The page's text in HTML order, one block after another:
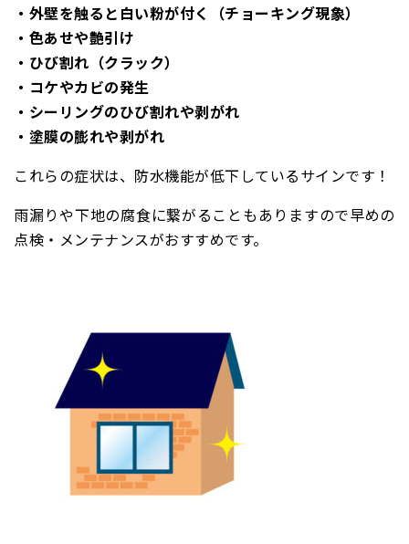
・外壁を触ると白い粉が付く（チョーキング現象）
・色あせや艶引け
・ひび割れ（クラック）
・コケやカビの発生
・シーリングのひび割れや剥がれ
・塗膜の膨れや剥がれ
これらの症状は、防水機能が低下しているサインです！
雨漏りや下地の腐食に繋がることもありますので早めの
点検・メンテナンスがおすすめです。